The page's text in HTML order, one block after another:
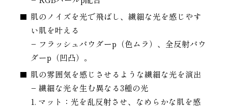
肌のノイズを光で飛ばし、繊細な光を感じやす
い肌を叶える
− フラッシュパウダーp（色ムラ）、全反射パウ
ダーp（凹凸）。
肌の雰囲気を感じさせるような繊細な光を演出
− 繊細な光を生む異なる3種の光
1. マット：光を乱反射させ、なめらかな肌を感